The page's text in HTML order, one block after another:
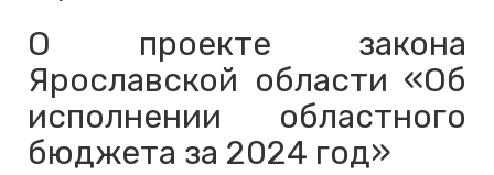
О проекте закона
Ярославской области «Об
исполнении областного
бюджета за 2024 год»